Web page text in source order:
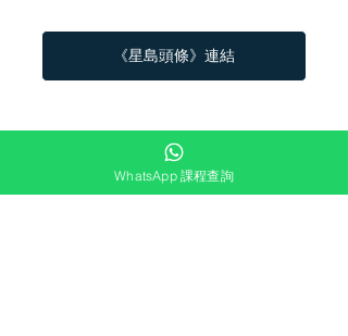
《星島頭條》連結
WhatsApp 課程查詢